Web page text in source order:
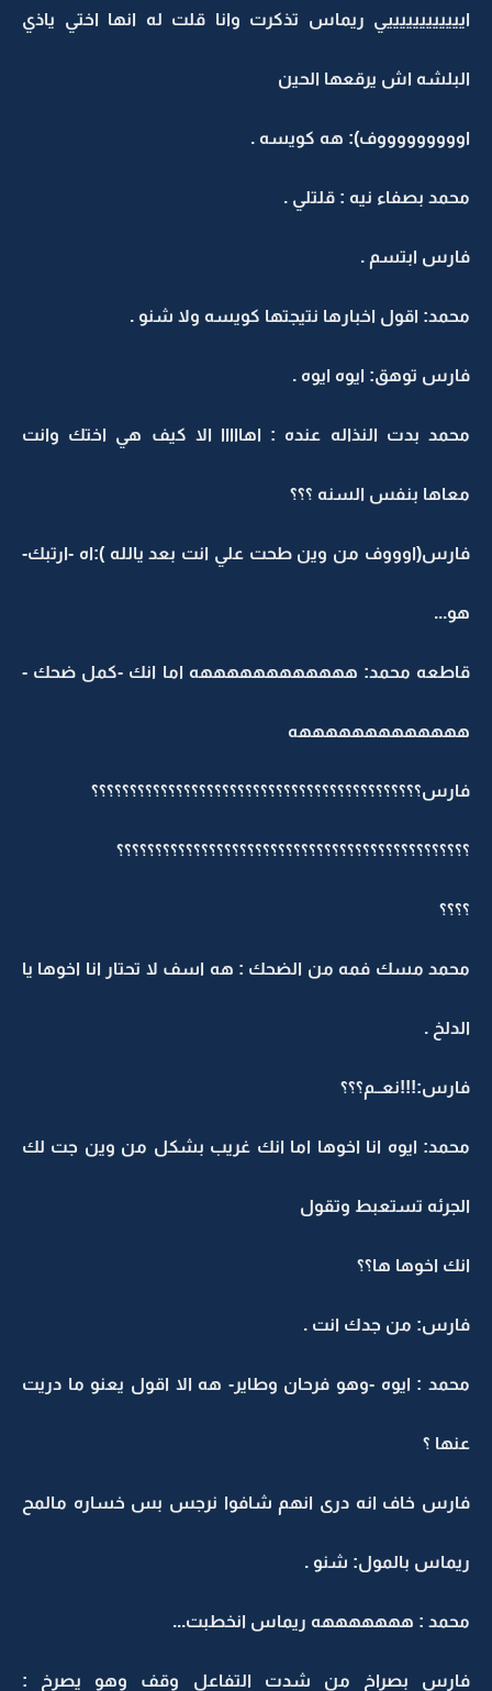
اييييييييييييي ريماس تذكرت وانا قلت له انها اختي ياذي
البلشه اش يرقعها الحين
اوووووووووف): هه كويسه .
محمد بصفاء نيه : قلتلي .
فارس ابتسم .
محمد: اقول اخبارها نتيجتها كويسه ولا شنو .
فارس توهق: ايوه ايوه .
محمد بدت النذاله عنده : اهااااا الا كيف هي اختك وانت
معاها بنفس السنه ؟؟؟
فارس(اوووف من وين طحت علي انت بعد يالله ):اه -ارتبك-
هو...
قاطعه محمد: ههههههههههههه اما انك -كمل ضحك -
هههههههههههههه
فارس؟؟؟؟؟؟؟؟؟؟؟؟؟؟؟؟؟؟؟؟؟؟؟؟؟؟؟؟؟؟؟؟؟؟؟؟؟؟؟؟؟؟؟
؟؟؟؟؟؟؟؟؟؟؟؟؟؟؟؟؟؟؟؟؟؟؟؟؟؟؟؟؟؟؟؟؟؟؟؟؟؟؟؟؟؟؟؟؟؟
؟؟؟؟
محمد مسك فمه من الضحك : هه اسف لا تحتار انا اخوها يا
الدلخ .
فارس:!!!نعــم؟؟؟
محمد: ايوه انا اخوها اما انك غريب بشكل من وين جت لك
الجرئه تستعبط وتقول
انك اخوها ها؟؟
فارس: من جدك انت .
محمد : ايوه -وهو فرحان وطاير- هه الا اقول يعنو ما دريت
عنها ؟
فارس خاف انه درى انهم شافوا نرجس بس خساره مالمح
ريماس بالمول: شنو .
محمد : هههههههه ريماس انخطبت...
فارس بصراخ من شدت التفاعل وقف وهو يصرخ :